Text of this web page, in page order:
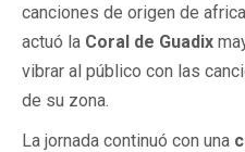
canciones de origen de
actuó la Coral de Guadix
vibrar al público con las
de su zona.
La jornada continuó con una